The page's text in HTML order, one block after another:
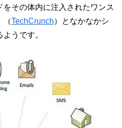
をその体内に注入されたワンス
（TechCrunch）となかなかシ
うです。